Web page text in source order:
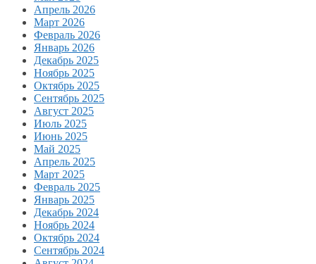
Апрель 2026
Март 2026
Февраль 2026
Январь 2026
Декабрь 2025
Ноябрь 2025
Октябрь 2025
Сентябрь 2025
Август 2025
Июль 2025
Июнь 2025
Май 2025
Апрель 2025
Март 2025
Февраль 2025
Январь 2025
Декабрь 2024
Ноябрь 2024
Октябрь 2024
Сентябрь 2024